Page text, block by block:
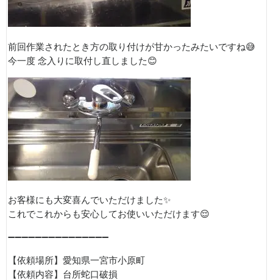
前回作業されたとき方の取り付けが甘かったみたいですね😅
今一度 念入りに取付し直しました😊
お客様にも大変喜んでいただけました✨
これでこれからも安心してお使いいただけます😌
➖➖➖➖➖➖➖➖➖➖➖➖➖➖➖
【依頼場所】愛知県一宮市小原町
【依頼内容】台所蛇口破損